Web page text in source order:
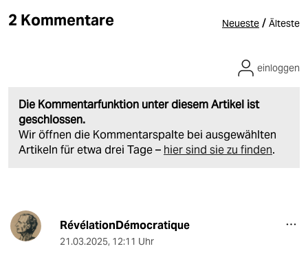
2 Kommentare Neueste / Älteste
Die Kommentarfunktion unter diesem Artikel ist
geschlossen.
Wir öffnen die Kommentarspalte bei ausgewählten
Artikeln für etwa drei Tage – hier sind sie zu finden.
einloggen
RévélationDémocratique
21.03.2025, 12:11 Uhr